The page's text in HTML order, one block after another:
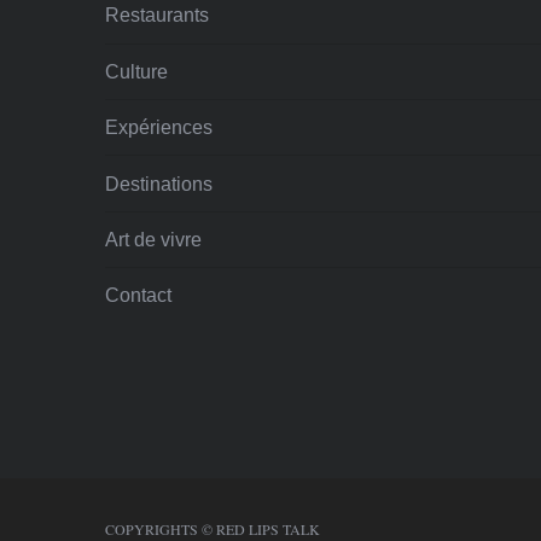
Restaurants
Culture
Expériences
Destinations
Art de vivre
Contact
COPYRIGHTS © RED LIPS TALK